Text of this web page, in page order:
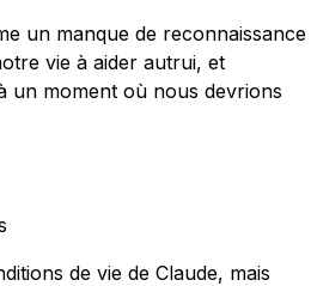
un manque de reconnaissance
vie à aider autrui, et
un moment où nous devrions
de vie de Claude, mais